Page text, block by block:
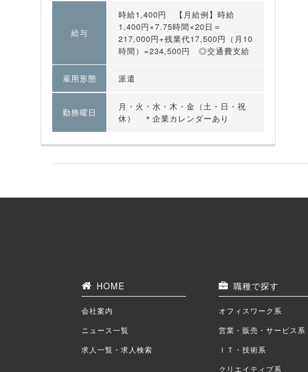
給与
時給1,400円 【月給例】時給
1,400円×7.75時間×20日＝
217,000円+残業代17,500円（月10
時間）=234,500円 ◎交通費支給
雇用形態 派遣
勤務曜日
月・火・水・木・金（土・日・祝
休） ＊企業カレンダーあり
HOME
会社案内
ニュース一覧
求人一覧・求人検索
職種で探す
オフィスワーク系
営業・販売・サービス系
ＩＴ・技術系
クリエイティブ系